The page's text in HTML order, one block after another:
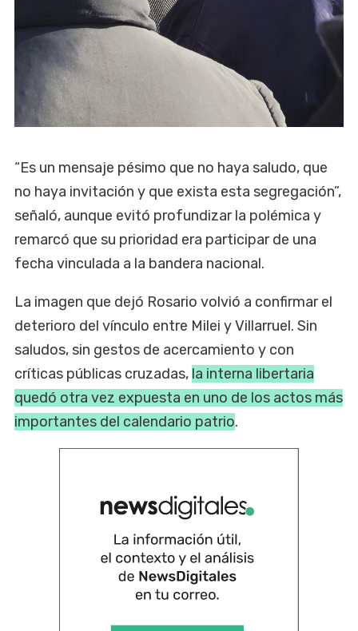
“Es un mensaje pésimo que no haya saludo, que
no haya invitación y que exista esta segregación”,
señaló, aunque evitó profundizar la polémica y
remarcó que su prioridad era participar de una
fecha vinculada a la bandera nacional.
La imagen que dejó Rosario volvió a confirmar el
deterioro del vínculo entre Milei y Villarruel. Sin
saludos, sin gestos de acercamiento y con
críticas públicas cruzadas, la interna libertaria
quedó otra vez expuesta en uno de los actos más
importantes del calendario patrio.